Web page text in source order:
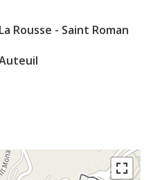
La Rousse - Saint Roman